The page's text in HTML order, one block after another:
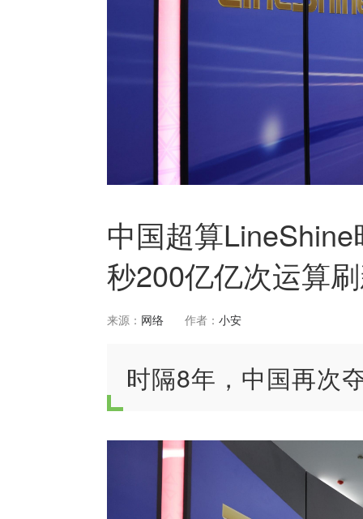
中国超算
秒200亿亿次运算
来源： 网络 作者： 小安
时隔8年，中国再次